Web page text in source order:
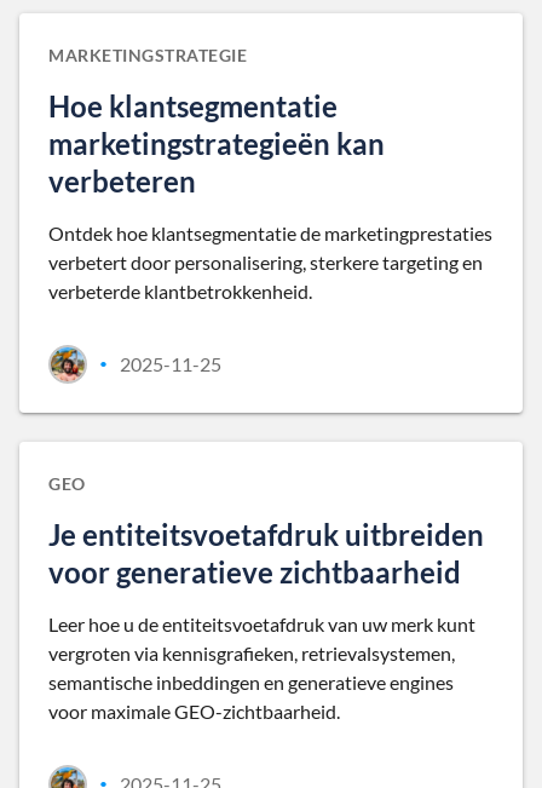
MARKETINGSTRATEGIE
Hoe klantsegmentatie
marketingstrategieën kan
verbeteren
Ontdek hoe klantsegmentatie de marketingprestaties
verbetert door personalisering, sterkere targeting en
verbeterde klantbetrokkenheid.
• 2025-11-25
GEO
Je entiteitsvoetafdruk uitbreiden
voor generatieve zichtbaarheid
Leer hoe u de entiteitsvoetafdruk van uw merk kunt
vergroten via kennisgrafieken, retrievalsystemen,
semantische inbeddingen en generatieve engines
voor maximale GEO-zichtbaarheid.
•